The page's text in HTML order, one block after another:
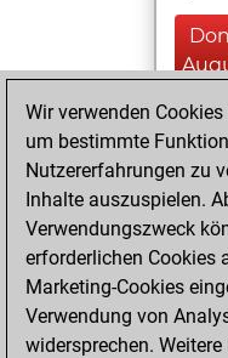
60
Wir verwenden
um bestimmte
Nutzererfahrungen zu
Inhalte auszuspielen.
Verwendungszweck
erforderlichen Cookies
Marketing-Cookies
Verwendung von
widersprechen.